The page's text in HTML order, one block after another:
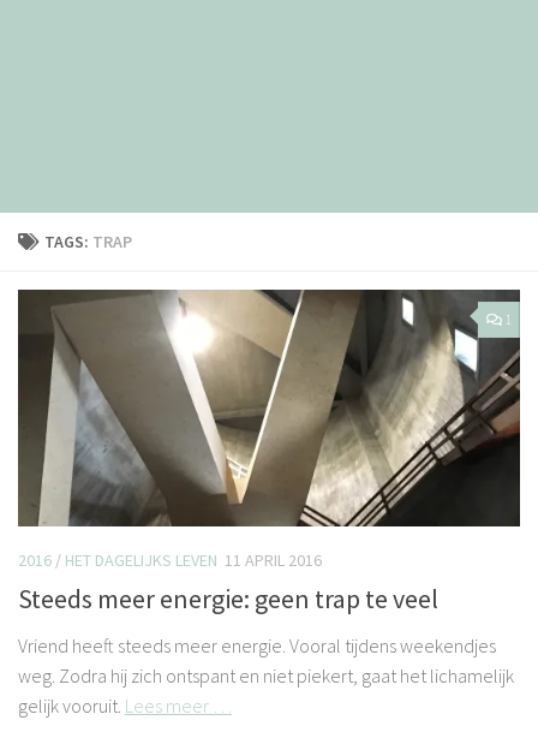
TAGS: TRAP
1
2016 / HET DAGELIJKS LEVEN 11 APRIL 2016
Steeds meer energie: geen trap te veel
Vriend heeft steeds meer energie. Vooral tijdens weekendjes
weg. Zodra hij zich ontspant en niet piekert, gaat het lichamelijk
gelijk vooruit. Lees meer …